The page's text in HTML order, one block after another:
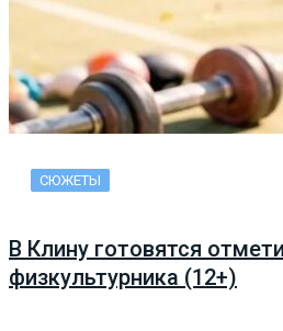
СЮЖЕТЫ
В Клину готовятся
физкультурника (12+)